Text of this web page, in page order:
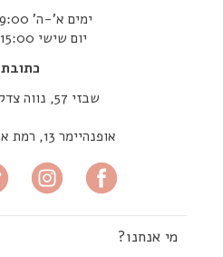
ימים א’-ה’ 10:00-19:00
יום שישי 10:00-15:00
כתובת
שבזי 57, נווה צדק, תל אביב
אופנהיימר 13, רמת אביב, תל אביב
מי אנחנו?